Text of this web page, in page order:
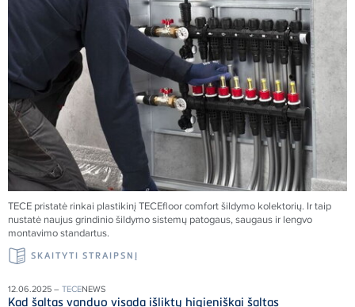
TECE pristatė rinkai plastikinį TECEfloor comfort šildymo kolektorių. Ir taip
nustatė naujus grindinio šildymo sistemų patogaus, saugaus ir lengvo
montavimo standartus.
SKAITYTI STRAIPSNĮ
12.06.2025 – TECENEWS
Kad šaltas vanduo visada išliktų higieniškai šaltas